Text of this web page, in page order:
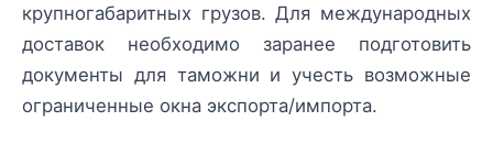
крупногабаритных грузов. Для международных
доставок необходимо заранее подготовить
документы для таможни и учесть возможные
ограниченные окна экспорта/импорта.